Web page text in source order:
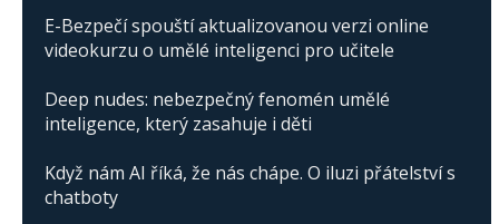
E-Bezpečí spouští aktualizovanou verzi online
videokurzu o umělé inteligenci pro učitele
Deep nudes: nebezpečný fenomén umělé
inteligence, který zasahuje i děti
Když nám AI říká, že nás chápe. O iluzi přátelství s
chatboty